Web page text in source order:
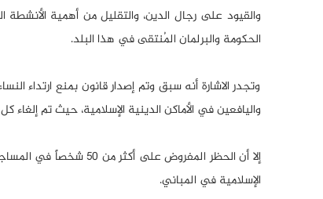
والقيود على رجال الدين، والتقليل من أهمية
الحكومة والبرلمان المُنتقى في هذا البلد.
وتجدر الاشارة أنه سبق وتم إصدار قانون بمنع ارتداء
واليافعين في الأماكن الدينية الإسلامية، حيث تم
إلا أن الحظر المفروض
الإسلامية في المباني.